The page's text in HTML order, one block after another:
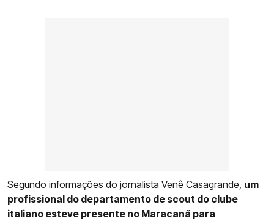
Segundo informações do jornalista Venê Casagrande, um
profissional do departamento de scout do clube
italiano esteve presente no Maracanã para